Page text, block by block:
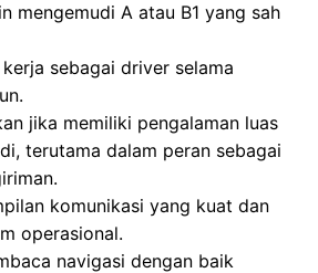
mengemudi A atau B1 yang sah
sebagai driver selama
jika memiliki pengalaman luas
terutama dalam peran sebagai
komunikasi yang kuat dan
operasional.
navigasi dengan baik